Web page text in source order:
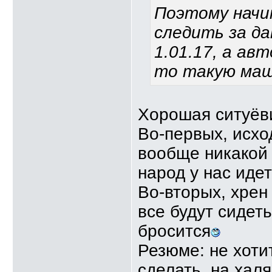
Поэтому
следить за
1.01.17, а
то такую
Хорошая
Во-первых,
вообще
народ у нас
Во-вторых,
все будут
бросится
Резюме: не